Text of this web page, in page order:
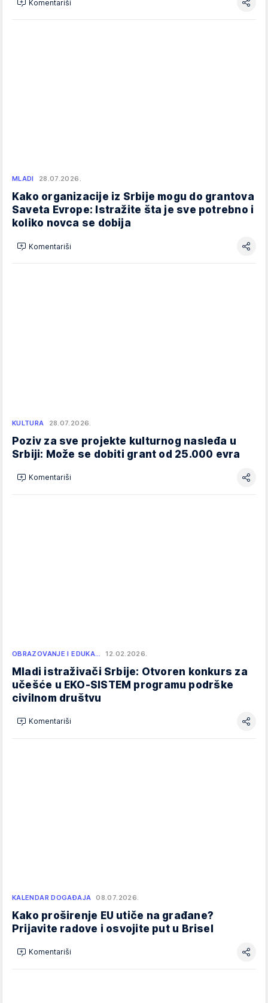
Komentariši
MLADI 28.07.2026.
Kako organizacije iz Srbije mogu do grantova
Saveta Evrope: Istražite šta je sve potrebno i
koliko novca se dobija
Komentariši
KULTURA 28.07.2026.
Poziv za sve projekte kulturnog nasleđa u
Srbiji: Može se dobiti grant od 25.000 evra
Komentariši
OBRAZOVANJE I EDUKA… 12.02.2026.
Mladi istraživači Srbije: Otvoren konkurs za
učešće u EKO-SISTEM programu podrške
civilnom društvu
Komentariši
KALENDAR DOGAĐAJA 08.07.2026.
Kako proširenje EU utiče na građane?
Prijavite radove i osvojite put u Brisel
Komentariši